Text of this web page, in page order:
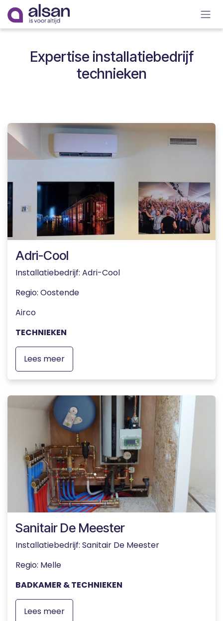
Overslaan naar inhoud
Expertise installatiebedrijf
technieken
Adri-Cool
Installatiebedrijf: Adri-Cool
Regio: Oostende
Airco
TECHNIEKEN
Lees meer
Sanitair De Meester
Installatiebedrijf: Sanitair De Meester
Regio: Melle
BADKAMER & TECHNIEKEN
Lees meer